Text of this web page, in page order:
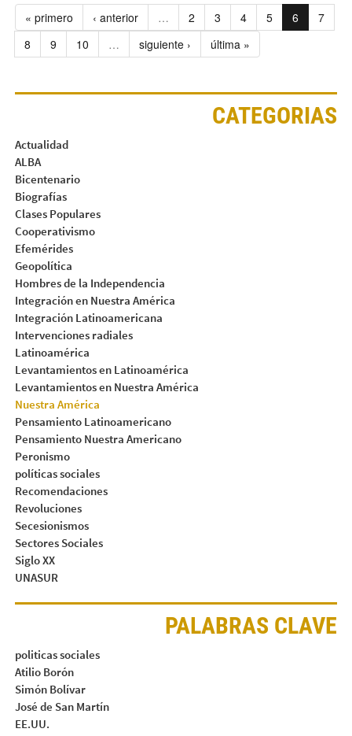
« primero ‹ anterior … 2 3 4 5 6
7
8
9 10 … siguiente › última »
CATEGORIAS
Actualidad
ALBA
Bicentenario
Biografías
Clases Populares
Cooperativismo
Efemérides
Geopolítica
Hombres de la Independencia
Integración en Nuestra América
Integración Latinoamericana
Intervenciones radiales
Latinoamérica
Levantamientos en Latinoamérica
Levantamientos en Nuestra América
Nuestra América
Pensamiento Latinoamericano
Pensamiento Nuestra Americano
Peronismo
políticas sociales
Recomendaciones
Revoluciones
Secesionismos
Sectores Sociales
Siglo XX
UNASUR
PALABRAS CLAVE
politicas sociales
Atilio Borón
Simón Bolívar
José de San Martín
EE.UU.